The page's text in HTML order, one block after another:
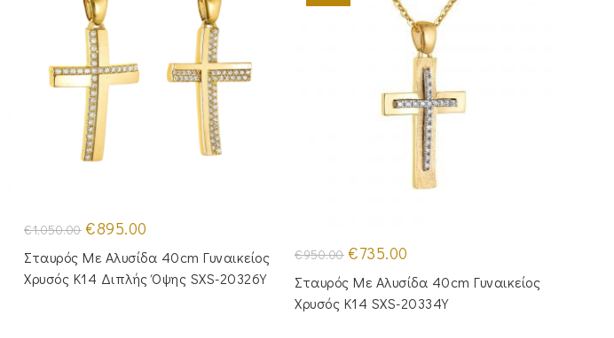
€1,050.00 Original
price
was:
€1,050.00.
€895.00
τιμή
είναι:
€895.00.
Σταυρός Με Αλυσίδα 40cm Γυναικείος
Χρυσός Κ14 Διπλής Όψης SXS-20326Y
€950.00 Original
price
was:
€950.00.
€735.00
τιμή
είναι:
€735.00.
Σταυρός Mε Aλυσίδα 40cm Γυναικείος
Χρυσός Κ14 SXS-20334Y